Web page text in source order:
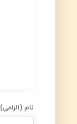
نام (الزامی)